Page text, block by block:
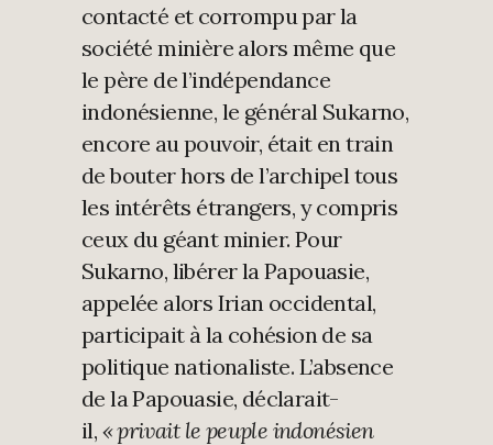
contacté et corrompu par la
société minière alors même que
le père de l’indépendance
indonésienne, le général Sukarno,
encore au pouvoir, était en train
de bouter hors de l’archipel tous
les intérêts étrangers, y compris
ceux du géant minier. Pour
Sukarno, libérer la Papouasie,
appelée alors Irian occidental,
participait à la cohésion de sa
politique nationaliste. L’absence
de la Papouasie, déclarait-
il, « privait le peuple indonésien